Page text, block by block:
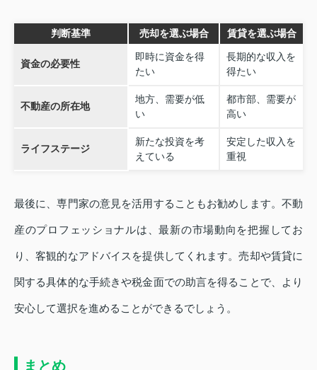
判断基準 売却を選ぶ場合 賃貸を選ぶ場合
資金の必要性
即時に資金を得
たい
長期的な収入を
得たい
不動産の所在地
地方、需要が低
い
都市部、需要が
高い
ライフステージ
新たな投資を考
えている
安定した収入を
重視
最後に、専門家の意見を活用することもお勧めします。不動
産のプロフェッショナルは、最新の市場動向を把握してお
り、客観的なアドバイスを提供してくれます。売却や賃貸に
関する具体的な手続きや税金面での助言を得ることで、より
安心して選択を進めることができるでしょう。
まとめ